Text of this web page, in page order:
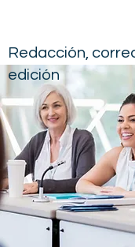
Redacción,
edición